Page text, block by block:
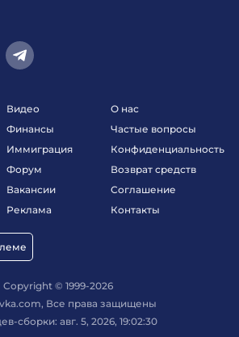
Видео
Финансы
Иммиграция
Форум
Вакансии
Реклама
О нас
Частые вопросы
Конфиденциальность
Возврат средств
Соглашение
Контакты
Copyright © 1999-2026
Все права защищены
сборки: авг. 5, 2026, 19:02:30